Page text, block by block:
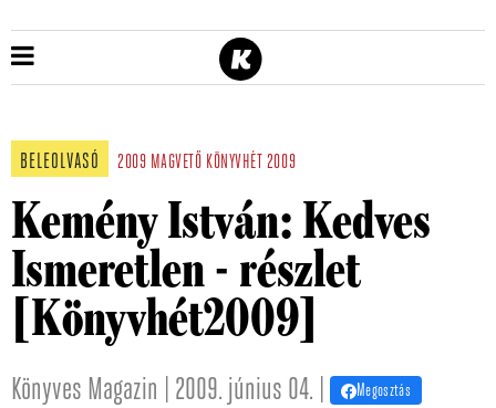
BELEOLVASÓ 2009 MAGVETŐ KÖNYVHÉT 2009
Kemény István: Kedves
Ismeretlen - részlet
[Könyvhét2009]
Könyves Magazin | 2009. június 04. | Megosztás